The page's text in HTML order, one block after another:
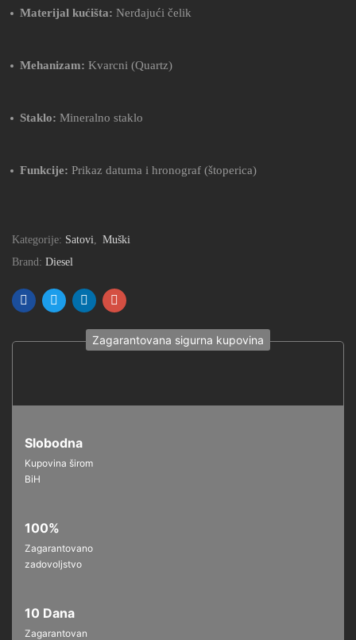
Materijal kućišta: Nerđajući čelik
Mehanizam: Kvarcni (Quartz)
Staklo: Mineralno staklo
Funkcije: Prikaz datuma i hronograf (štoperica)
Kategorije: Satovi, Muški
Brand: Diesel
Zagarantovana sigurna kupovina
Slobodna
Kupovina širom
BiH
100%
Zagarantovano
zadovoljstvo
10 Dana
Zagarantovan